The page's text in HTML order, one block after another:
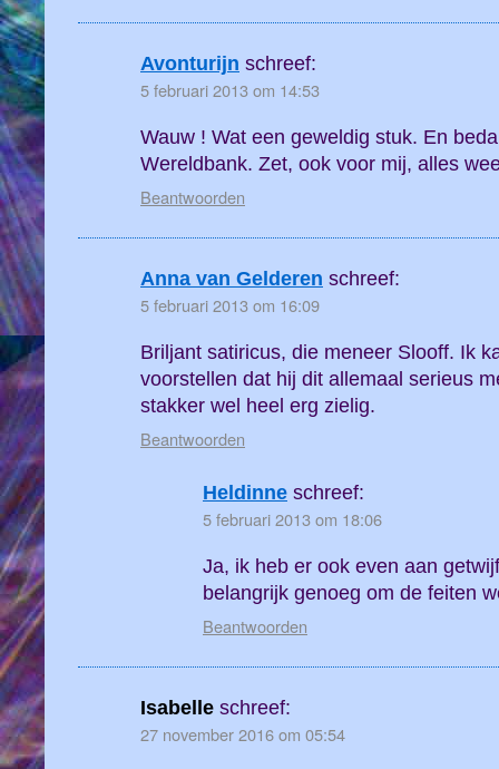
Avonturijn schreef:
5 februari 2013 om 14:53
Wauw ! Wat een geweldig stuk. En
Wereldbank. Zet, ook voor mij, alles
Beantwoorden
Anna van Gelderen schreef:
5 februari 2013 om 16:09
Briljant satiricus, die meneer Slooff. Ik
voorstellen dat hij dit allemaal serieus
stakker wel heel erg zielig.
Beantwoorden
Heldinne schreef:
5 februari 2013 om 18:06
Ja, ik heb er ook even aan
belangrijk genoeg om de feiten
Beantwoorden
Isabelle schreef:
27 november 2016 om 05:54